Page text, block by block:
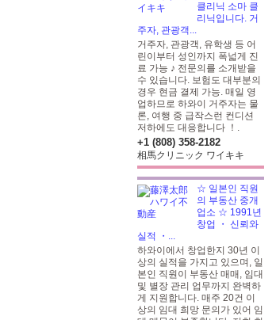
클리닉 소마 클
리닉입니다. 거
주자, 관광객...
거주자, 관광객, 유학생 등 어
린이부터 성인까지 폭넓게 진
료 가능 ♪ 전문의를 소개받을
수 있습니다. 보험도 대부분의
경우 현금 결제 가능. 매일 영
업하므로 하와이 거주자는 물
론, 여행 중 급작스런 컨디션
저하에도 대응합니다 ！.
+1 (808) 358-2182
相馬クリニック ワイキキ
☆ 일본인 직원
의 부동산 중개
업소 ☆ 1991년
창업 ・ 신뢰와
실적 ・...
하와이에서 창업한지 30년 이
상의 실적을 가지고 있으며, 일
본인 직원이 부동산 매매, 임대
및 별장 관리 업무까지 완벽하
게 지원합니다. 매주 20건 이
상의 임대 희망 문의가 있어 임